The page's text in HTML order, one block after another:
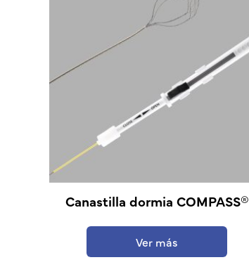
Canastilla dormia COMPASS®
Ver más